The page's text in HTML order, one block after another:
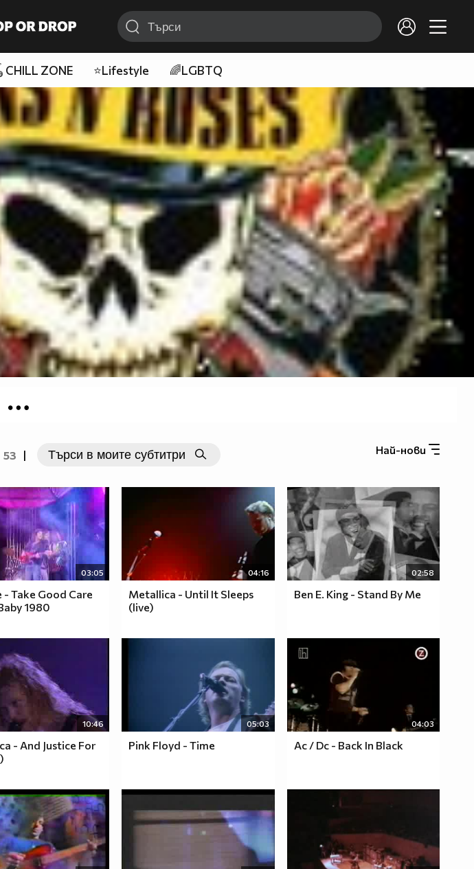
ZONE ⭐Lifestyle 🌈LGBTQ
53 | Най-нови
03:05
- Take Good Care
1980
04:16
Metallica - Until It Sleeps
(live)
02:58
Ben E. King - Stand By Me
10:46
- And Justice For
05:03
Pink Floyd - Time
04:03
Ac / Dc - Back In Black